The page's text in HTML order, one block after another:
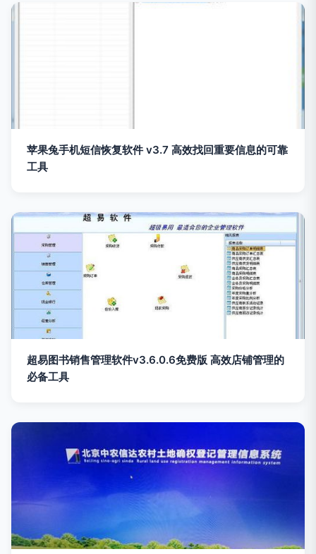
苹果兔手机短信恢复软件 v3.7 高效找回重要信息的可靠
工具
超易图书销售管理软件v3.6.0.6免费版 高效店铺管理的
必备工具